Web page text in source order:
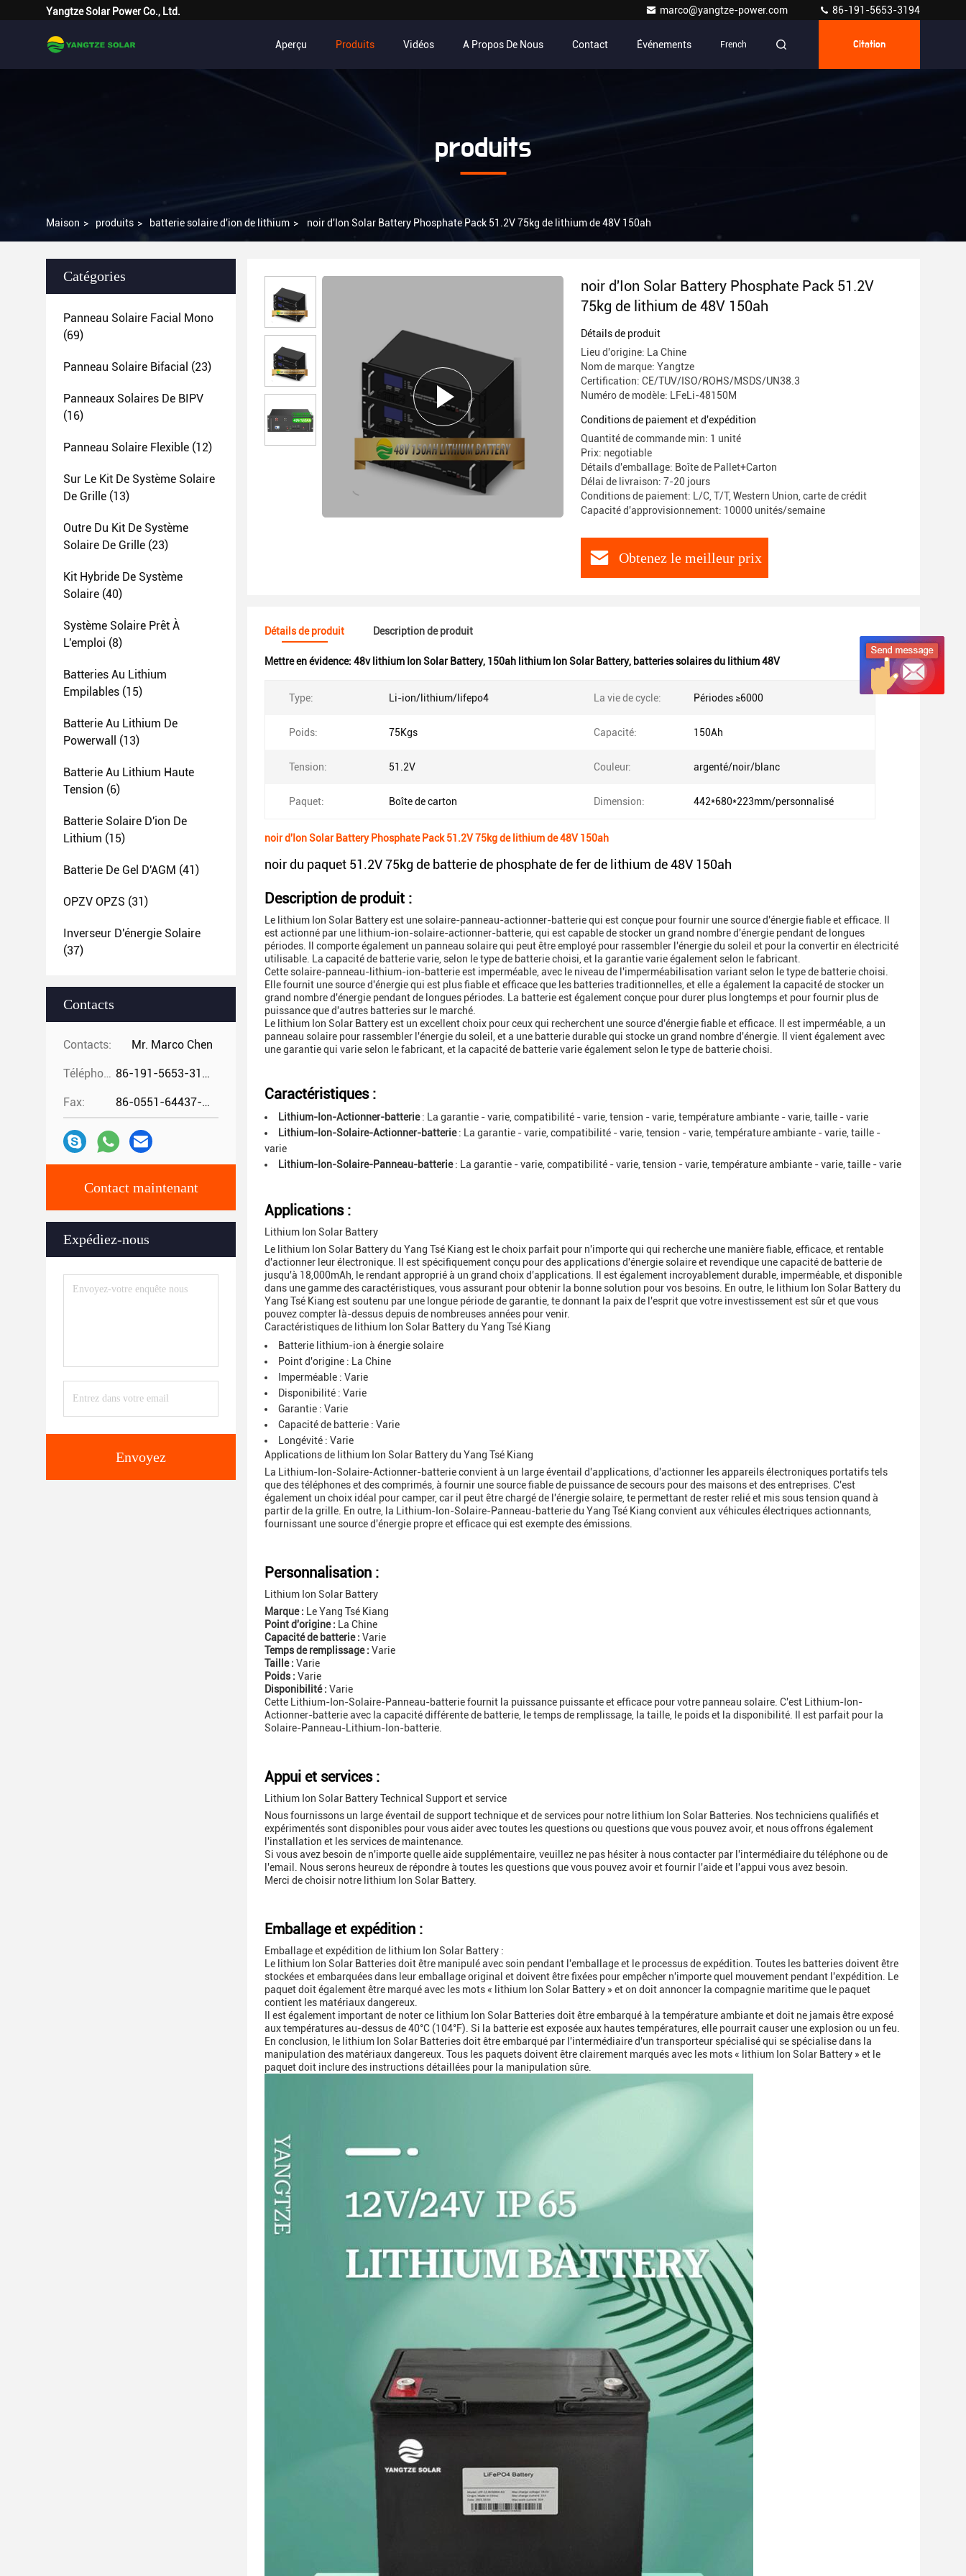
Yangtze Solar Power Co., Ltd. marco@yangtze-power.com 86-191-5653-3194
Aperçu Produits Vidéos A Propos De Nous Contact Événements French Citation
produits
Maison > produits > batterie solaire d'ion de lithium > noir d'Ion Solar Battery Phosphate Pack 51.2V 75kg de lithium de 48V 150ah
Catégories
Panneau Solaire Facial Mono
(69)
Panneau Solaire Bifacial (23)
Panneaux Solaires De BIPV
(16)
Panneau Solaire Flexible (12)
Sur Le Kit De Système Solaire
De Grille (13)
Outre Du Kit De Système
Solaire De Grille (23)
Kit Hybride De Système
Solaire (40)
Système Solaire Prêt À
L'emploi (8)
Batteries Au Lithium
Empilables (15)
Batterie Au Lithium De
Powerwall
(13)
Batterie Au Lithium Haute
Tension (6)
Batterie Solaire D'ion De
Lithium (15)
Batterie De Gel D'AGM (41)
OPZV OPZS (31)
Inverseur D'énergie Solaire
(37)
Contacts
Contacts: Mr. Marco Chen
Téléphone: 86-191-5653-3194
Fax: 86-0551-64437-729
Contact maintenant
Expédiez-nous
Envoyez
noir d'Ion Solar Battery Phosphate Pack 51.2V
75kg de lithium de 48V 150ah
Détails de produit
Lieu d'origine: La Chine
Nom de marque: Yangtze
Certification: CE/TUV/ISO/ROHS/MSDS/UN38.3
Numéro de modèle: LFeLi-48150M
Conditions de paiement et d'expédition
Quantité de commande min: 1 unité
Prix: negotiable
Détails d'emballage: Boîte de Pallet+Carton
Délai de livraison: 7-20 jours
Conditions de paiement: L/C, T/T, Western Union, carte de crédit
Capacité d'approvisionnement: 10000 unités/semaine
Obtenez le meilleur prix
Détails de produit Description de produit
Mettre en évidence: 48v lithium Ion Solar Battery, 150ah lithium Ion Solar Battery, batteries solaires du lithium 48V
Type: Li-ion/lithium/lifepo4 La vie de cycle: Périodes ≥6000
Poids: 75Kgs Capacité: 150Ah
Tension: 51.2V Couleur: argenté/noir/blanc
Paquet: Boîte de carton Dimension: 442*680*223mm/personnalisé
noir d'Ion Solar Battery Phosphate Pack 51.2V 75kg de lithium de 48V 150ah
noir du paquet 51.2V 75kg de batterie de phosphate de fer de lithium de 48V 150ah
Description de produit :
Le lithium Ion Solar Battery est une solaire-panneau-actionner-batterie qui est conçue pour fournir une source d'énergie fiable et efficace. Il
est actionné par une lithium-ion-solaire-actionner-batterie, qui est capable de stocker un grand nombre d'énergie pendant de longues
périodes. Il comporte également un panneau solaire qui peut être employé pour rassembler l'énergie du soleil et pour la convertir en électricité
utilisable. La capacité de batterie varie, selon le type de batterie choisi, et la garantie varie également selon le fabricant.
Cette solaire-panneau-lithium-ion-batterie est imperméable, avec le niveau de l'imperméabilisation variant selon le type de batterie choisi.
Elle fournit une source d'énergie qui est plus fiable et efficace que les batteries traditionnelles, et elle a également la capacité de stocker un
grand nombre d'énergie pendant de longues périodes. La batterie est également conçue pour durer plus longtemps et pour fournir plus de
puissance que d'autres batteries sur le marché.
Le lithium Ion Solar Battery est un excellent choix pour ceux qui recherchent une source d'énergie fiable et efficace. Il est imperméable, a un
panneau solaire pour rassembler l'énergie du soleil, et a une batterie durable qui stocke un grand nombre d'énergie. Il vient également avec
une garantie qui varie selon le fabricant, et la capacité de batterie varie également selon le type de batterie choisi.
Caractéristiques :
Lithium-Ion-Actionner-batterie: La garantie - varie, compatibilité - varie, tension - varie, température ambiante - varie, taille - varie
Lithium-Ion-Solaire-Actionner-batterie: La garantie - varie, compatibilité - varie, tension - varie, température ambiante - varie, taille -
varie
Lithium-Ion-Solaire-Panneau-batterie: La garantie - varie, compatibilité - varie, tension - varie, température ambiante - varie, taille - varie
Applications :
Lithium Ion Solar Battery
Le lithium Ion Solar Battery du Yang Tsé Kiang est le choix parfait pour n'importe qui qui recherche une manière fiable, efficace, et rentable
d'actionner leur électronique. Il est spécifiquement conçu pour des applications d'énergie solaire et revendique une capacité de batterie de
jusqu'à 18,000mAh, le rendant approprié à un grand choix d'applications. Il est également incroyablement durable, imperméable, et disponible
dans une gamme des caractéristiques, vous assurant pour obtenir la bonne solution pour vos besoins. En outre, le lithium Ion Solar Battery du
Yang Tsé Kiang est soutenu par une longue période de garantie, te donnant la paix de l'esprit que votre investissement est sûr et que vous
pouvez compter là-dessus depuis de nombreuses années pour venir.
Caractéristiques de lithium Ion Solar Battery du Yang Tsé Kiang
Batterie lithium-ion à énergie solaire
Point d'origine : La Chine
Imperméable : Varie
Disponibilité : Varie
Garantie : Varie
Capacité de batterie : Varie
Longévité : Varie
Applications de lithium Ion Solar Battery du Yang Tsé Kiang
La Lithium-Ion-Solaire-Actionner-batterie convient à un large éventail d'applications, d'actionner les appareils électroniques portatifs tels
que des téléphones et des comprimés, à fournir une source fiable de puissance de secours pour des maisons et des entreprises. C'est
également un choix idéal pour camper, car il peut être chargé de l'énergie solaire, te permettant de rester relié et mis sous tension quand à
partir de la grille. En outre, la Lithium-Ion-Solaire-Panneau-batterie du Yang Tsé Kiang convient aux véhicules électriques actionnants,
fournissant une source d'énergie propre et efficace qui est exempte des émissions.
Personnalisation :
Lithium Ion Solar Battery
Marque : Le Yang Tsé Kiang
Point d'origine : La Chine
Capacité de batterie : Varie
Temps de remplissage : Varie
Taille : Varie
Poids : Varie
Disponibilité : Varie
Cette Lithium-Ion-Solaire-Panneau-batterie fournit la puissance puissante et efficace pour votre panneau solaire. C'est Lithium-Ion-
Actionner-batterie avec la capacité différente de batterie, le temps de remplissage, la taille, le poids et la disponibilité. Il est parfait pour la
Solaire-Panneau-Lithium-Ion-batterie.
Appui et services :
Lithium Ion Solar Battery Technical Support et service
Nous fournissons un large éventail de support technique et de services pour notre lithium Ion Solar Batteries. Nos techniciens qualifiés et
expérimentés sont disponibles pour vous aider avec toutes les questions ou questions que vous pouvez avoir, et nous offrons également
l'installation et les services de maintenance.
Si vous avez besoin de n'importe quelle aide supplémentaire, veuillez ne pas hésiter à nous contacter par l'intermédiaire du téléphone ou de
l'email. Nous serons heureux de répondre à toutes les questions que vous pouvez avoir et fournir l'aide et l'appui vous avez besoin.
Merci de choisir notre lithium Ion Solar Battery.
Emballage et expédition :
Emballage et expédition de lithium Ion Solar Battery :
Le lithium Ion Solar Batteries doit être manipulé avec soin pendant l'emballage et le processus de expédition. Toutes les batteries doivent être
stockées et embarquées dans leur emballage original et doivent être fixées pour empêcher n'importe quel mouvement pendant l'expédition. Le
paquet doit également être marqué avec les mots « lithium Ion Solar Battery » et on doit annoncer la compagnie maritime que le paquet
contient les matériaux dangereux.
Il est également important de noter ce lithium Ion Solar Batteries doit être embarqué à la température ambiante et doit ne jamais être exposé
aux températures au-dessus de 40°C (104°F). Si la batterie est exposée aux hautes températures, elle pourrait causer une explosion ou un feu.
En conclusion, le lithium Ion Solar Batteries doit être embarqué par l'intermédiaire d'un transporteur spécialisé qui se spécialise dans la
manipulation des matériaux dangereux. Tous les paquets doivent être clairement marqués avec les mots « lithium Ion Solar Battery » et le
paquet doit inclure des instructions détaillées pour la manipulation sûre.